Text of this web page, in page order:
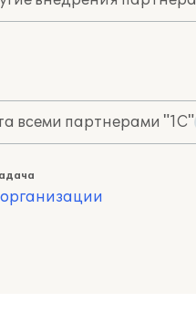
всеми партнерами "1С"